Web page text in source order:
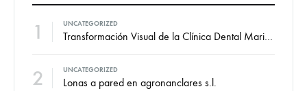
1 UNCATEGORIZED
Transformación Visual de la Clínica Dental Marian: Diseño de Vinilos por VallCor Publicidad
2 UNCATEGORIZED
Lonas a pared en agronanclares s.l.